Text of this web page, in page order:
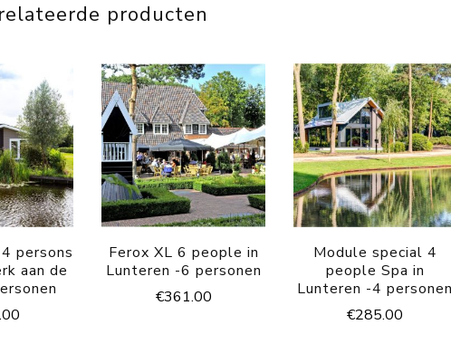
producten
persons
aan de
Ferox XL 6 people in
Lunteren -6 personen
€361.00
Module special 4
people Spa in
Lunteren -4
€285.00